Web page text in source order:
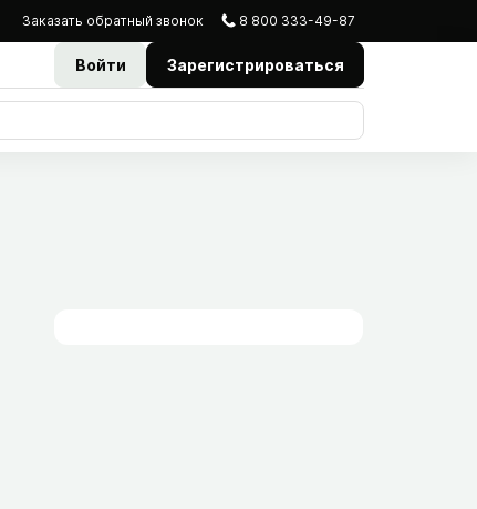
Заказать обратный звонок 8 800 333-49-87
Войти Зарегистрироваться